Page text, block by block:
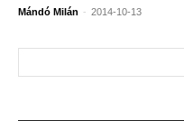
Mándó Milán - 2014-10-13